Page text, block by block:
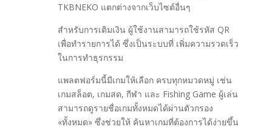
TKBNEKO แตกต่างจากเว็บไซต์อื่นๆ
สำหรับการเติมเงิน ผู้ใช้งานสามารถใช้รหัส QR
เพื่อทำรายการได้ ซึ่งเป็นระบบที่ เพิ่มความรวดเร็ว
ในการทำธุรกรรม
แพลตฟอร์มนี้มีเกมให้เลือก ครบทุกหมวดหมู่ เช่น
เกมสล็อต, เกมสด, กีฬา และ Fishing Game ผู้เล่น
สามารถดูรายชื่อเกมทั้งหมดได้ผ่านตัวกรอง
«ทั้งหมด» ซึ่งช่วยให้ ค้นหาเกมที่ต้องการได้ง่ายขึ้น